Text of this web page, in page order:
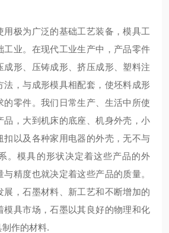
用极为广泛的基础工艺装备，模具工
工业。在现代工业生产中，产品零件
成形、压铸成形、挤压成形、塑料注
法，与成形模具相配套，使坯料成形
的零件。我们日常生产、生活中所使
品，大到机床的底座、机身外壳，小
扣以及各种家用电器的外壳，无不与
。模具的形状决定着这些产品的外
精度也就决定着这些产品的质量。
展，石墨材料、新工艺和不断增加的
模具市场，石墨以其良好的物理和化
作的材料.